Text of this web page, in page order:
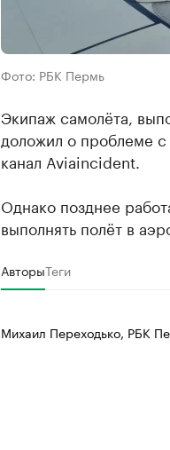
Фото: РБК Пермь
Экипаж самолёта,
доложил о проблеме
канал Aviaincident.
Однако позднее
выполнять полёт в
АвторыТеги
Михаил Переходько, РБК